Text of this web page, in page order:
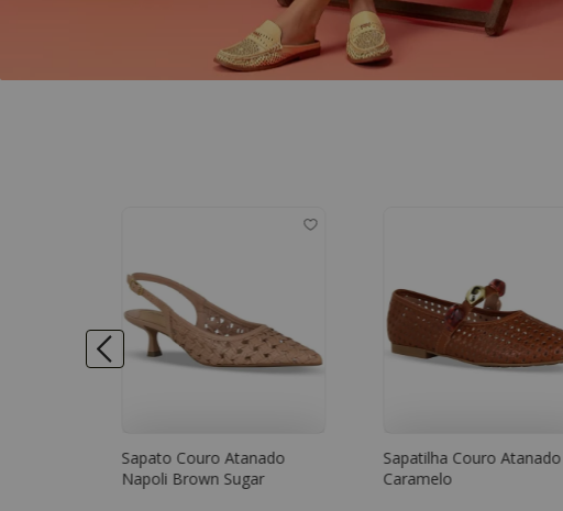
34 35 36
Sapato Couro Atanado
Napoli Brown Sugar
Sapatilha Couro Atanado
Caramelo